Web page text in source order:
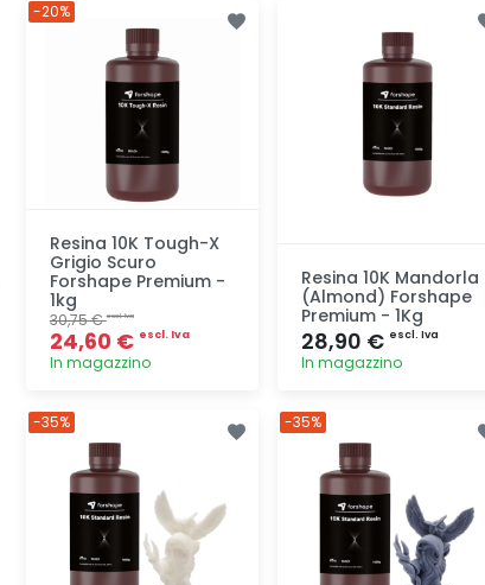
Resina 10K Tough-X
Grigio Scuro
Forshape Premium -
1kg
30,75 €escl. Iva
24,60 € escl. Iva
In magazzino
-20%
Resina 10K Mandorla
(Almond) Forshape
Premium - 1Kg
28,90 € escl. Iva
In magazzino
-35% -35%